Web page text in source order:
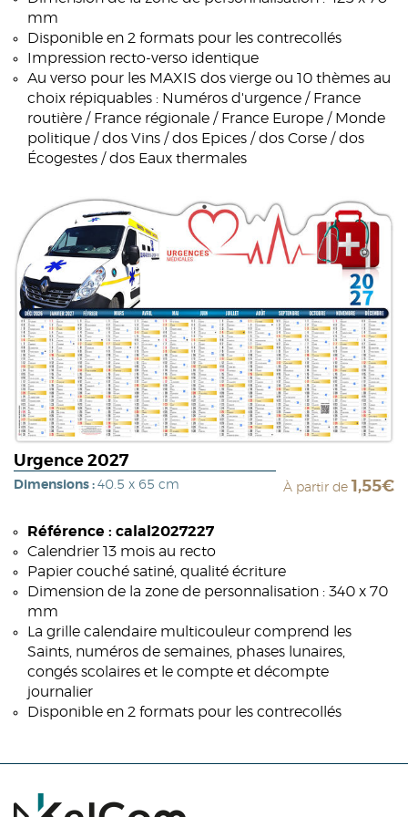
mm
Disponible en 2 formats pour les contrecollés
Impression recto-verso identique
Au verso pour les MAXIS dos vierge ou 10 thèmes au
choix répiquables : Numéros d'urgence / France
routière / France régionale / France Europe / Monde
politique / dos Vins / dos Epices / dos Corse / dos
Écogestes / dos Eaux thermales
Urgence 2027
Dimensions : 40.5 x 65 cm À partir de 1,55€
Référence : calal2027227
Calendrier 13 mois au recto
Papier couché satiné, qualité écriture
Dimension de la zone de personnalisation : 340 x 70
mm
La grille calendaire multicouleur comprend les
Saints, numéros de semaines, phases lunaires,
congés scolaires et le compte et décompte
journalier
Disponible en 2 formats pour les contrecollés